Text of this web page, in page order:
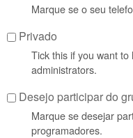
Marque se o seu
Privado
Tick this if you want
administrators.
Desejo participar do
Marque se desejar
programadores.